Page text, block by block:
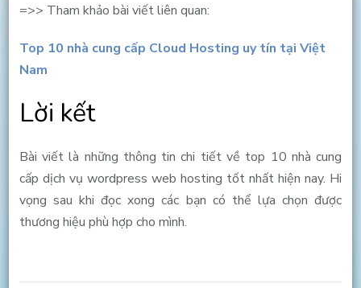
=>> Tham khảo bài viết liên quan:
Top 10 nhà cung cấp Cloud Hosting uy tín tại Việt
Nam
Lời kết
Bài viết là những thông tin chi tiết về top 10 nhà cung
cấp dịch vụ wordpress web hosting tốt nhất hiện nay. Hi
vọng sau khi đọc xong các bạn có thể lựa chọn được
thương hiệu phù hợp cho mình.